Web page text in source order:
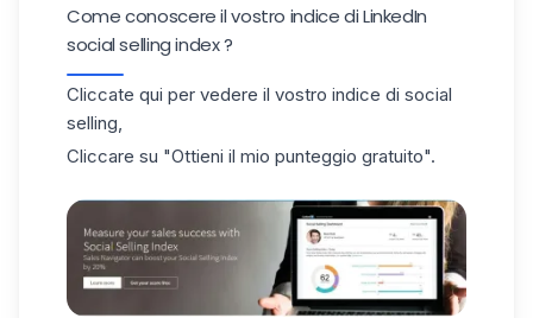
Come conoscere il vostro indice di LinkedIn
social selling index ?
Cliccate qui per vedere il vostro indice di social
selling
Cliccare su "Ottieni il mio punteggio gratuito".